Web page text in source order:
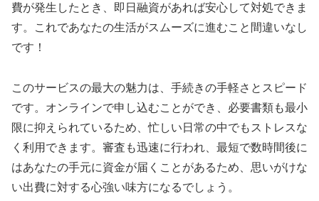
費が発生したとき、即日融資があれば安心して対処できま
す。これであなたの生活がスムーズに進むこと間違いなし
です！
このサービスの最大の魅力は、手続きの手軽さとスピード
です。オンラインで申し込むことができ、必要書類も最小
限に抑えられているため、忙しい日常の中でもストレスな
く利用できます。審査も迅速に行われ、最短で数時間後に
はあなたの手元に資金が届くことがあるため、思いがけな
い出費に対する心強い味方になるでしょう。